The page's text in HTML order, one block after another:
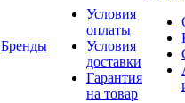
Бренды
Условия
оплаты
Условия
доставки
Гарантия
на товар